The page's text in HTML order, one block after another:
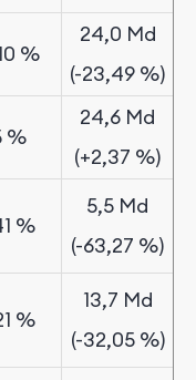
%
24,0 Md
(-23,49 %)
%
24,6 Md
(+2,37 %)
%
5,5 Md
(-63,27 %)
%
13,7 Md
(-32,05 %)